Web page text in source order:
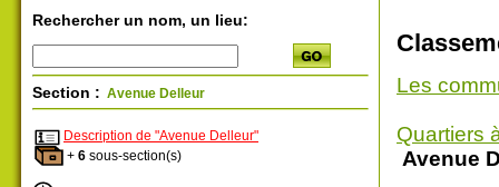
Rechercher un nom, un lieu:
Section : Avenue Delleur
Description de "Avenue Delleur"
+ 6 sous-section(s)
Les
Quartiers
Avenue